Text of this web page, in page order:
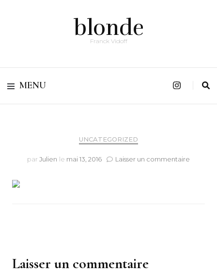
blonde
Franck Vidoff
MENU
UNCATEGORIZED
par Julien le mai 13, 2016 Laisser un commentaire
Laisser un commentaire